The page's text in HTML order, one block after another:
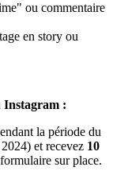
ou commentaire
en story ou
Instagram :
la période du
et recevez 10
sur place.